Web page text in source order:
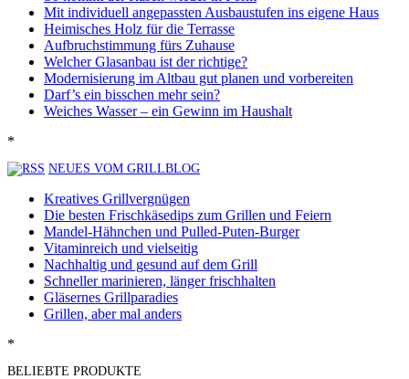
Mit individuell angepassten Ausbaustufen ins eigene Haus
Heimisches Holz für die Terrasse
Aufbruchstimmung fürs Zuhause
Welcher Glasanbau ist der richtige?
Modernisierung im Altbau gut planen und vorbereiten
Darf’s ein bisschen mehr sein?
Weiches Wasser – ein Gewinn im Haushalt
*
NEUES VOM GRILLBLOG
Kreatives Grillvergnügen
Die besten Frischkäsedips zum Grillen und Feiern
Mandel-Hähnchen und Pulled-Puten-Burger
Vitaminreich und vielseitig
Nachhaltig und gesund auf dem Grill
Schneller marinieren, länger frischhalten
Gläsernes Grillparadies
Grillen, aber mal anders
*
BELIEBTE PRODUKTE